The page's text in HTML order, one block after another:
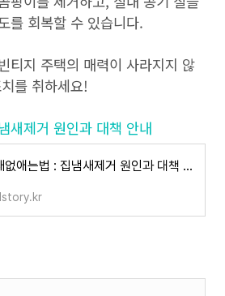
를 회복할 수 있습니다.
티지 주택의 매력이 사라지지 않
를 취하세요!
새제거 원인과 대책 안내
집냄새없애는법 : 집냄새제거 원인과 대책 안내